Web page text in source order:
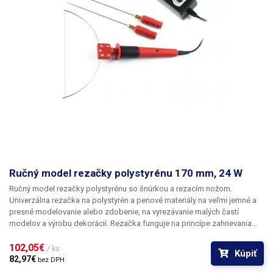
Ručný model rezačky polystyrénu 170 mm, 24 W
Ručný model rezačky polystyrénu so šnúrkou a rezacím nožom.
Univerzálna rezačka na polystyrén a penové materiály na veľmi jemné a
presné modelovanie alebo zdobenie, na vyrezávanie malých častí
modelov a výrobu dekorácií. Rezačka funguje na princípe zahrievania
regulácie výkonu na optimálne nastavenie teploty podľa druhu rezaného
materiálu. Súčasťou balenia je vidlička so strunou s dĺžkou 170 mm,
102,05€ / ks
82,97€ bez DPH
Kúpiť